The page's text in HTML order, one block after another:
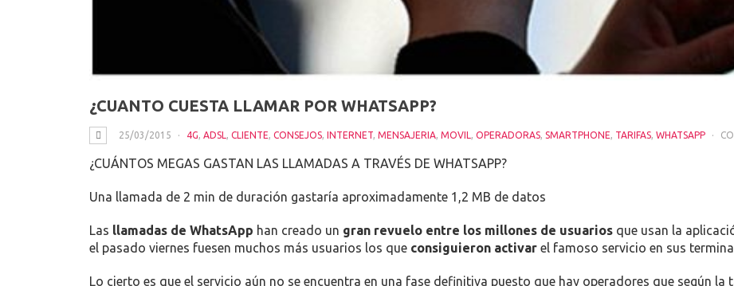
25/03/2015 4G,ADSL, CLIENTE,CONSEJOS,INTERNET,MENSAJERIA,MOVIL,OPERADORAS ,SMARTPHONE,TARIFAS,WHATSAPP
¿CUÁNTOS MEGAS GASTAN LAS LLAMADAS A TRAVÉS DE WHATSAPP?